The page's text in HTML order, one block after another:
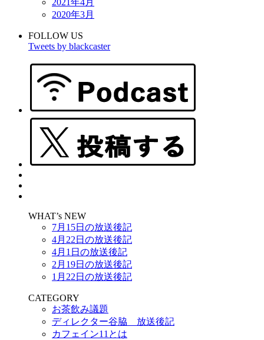
2021年4月
2020年3月
FOLLOW US
Tweets by blackcaster
WHAT’s NEW
7月15日の放送後記
4月22日の放送後記
4月1日の放送後記
2月19日の放送後記
1月22日の放送後記
CATEGORY
お茶飲み議題
ディレクター谷脇 放送後記
カフェイン11とは